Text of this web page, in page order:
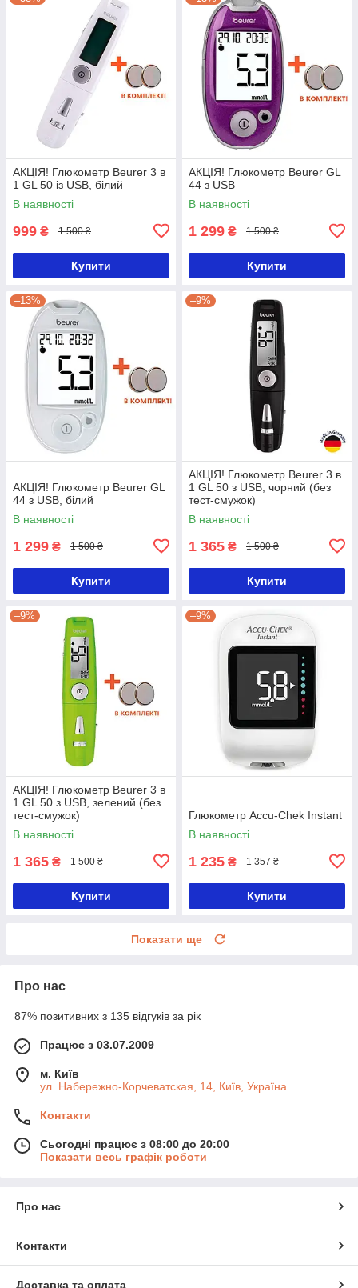
АКЦІЯ! Глюкометр Beurer 3 в
1 GL 50 із USB, білий
В наявності
999 ₴ 1 500 ₴
Купити
АКЦІЯ! Глюкометр Beurer GL
44 з USB
В наявності
1 299 ₴ 1 500 ₴
Купити
–13%
АКЦІЯ! Глюкометр Beurer GL
44 з USB, білий
В наявності
1 299 ₴ 1 500 ₴
Купити
–9%
АКЦІЯ! Глюкометр Beurer 3 в
1 GL 50 з USB, чорний (без
тест-смужок)
В наявності
1 365 ₴ 1 500 ₴
Купити
–9%
АКЦІЯ! Глюкометр Beurer 3 в
1 GL 50 з USB, зелений (без
тест-смужок)
В наявності
1 365 ₴ 1 500 ₴
Купити
–9%
Глюкометр Accu-Chek Instant
В наявності
1 235 ₴ 1 357 ₴
Купити
Показати ще
Про нас
87% позитивних з 135 відгуків за рік
Працює з 03.07.2009
м. Київ
ул. Набережно-Корчеватская, 14, Київ, Україна
Контакти
Сьогодні працює з 08:00 до 20:00
Показати весь графік роботи
Про нас
Контакти
Доставка та оплата